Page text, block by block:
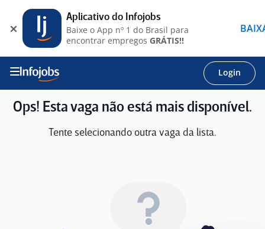
Login
Ops! Esta vaga não está mais disponível.
Tente selecionando outra vaga da lista.
Aplicativo do Infojobs
Baixe o App nº 1 do Brasil para
encontrar empregos GRÁTIS!!